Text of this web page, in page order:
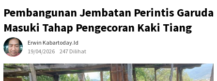
Pembangunan Jembatan Perintis Garuda
Masuki Tahap Pengecoran Kaki Tiang
Erwin Kabartoday.id
19/04/2026
247 Dilihat